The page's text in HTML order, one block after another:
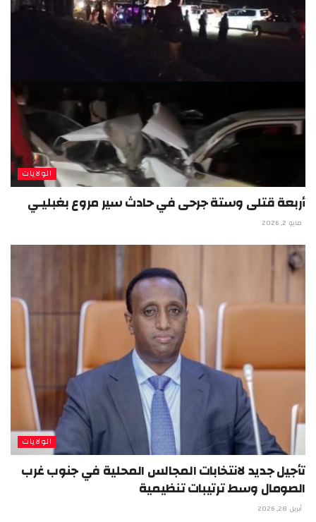
الولايات
أربعة قتلى وستة جرحى في حادث سير مروع بغبليـي
مايو 2, 2026
الولايات
تأجيل جديد لانتخابات المجالس المحلية في جنوب غرب
الصومال وسط ترتيبات تنظيمية
أبريل 28, 2026